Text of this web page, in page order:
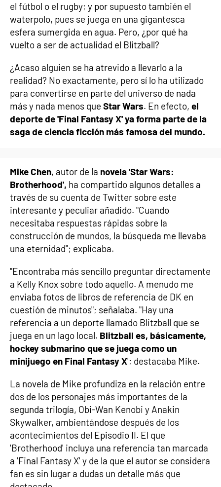
el fútbol o el rugby; y por supuesto también el
waterpolo, pues se juega en una gigantesca
esfera sumergida en agua. Pero, ¿por qué ha
vuelto a ser de actualidad el Blitzball?
¿Acaso alguien se ha atrevido a llevarlo a la
realidad? No exactamente, pero sí lo ha utilizado
para convertirse en parte del universo de nada
más y nada menos que Star Wars. En efecto, el
deporte de 'Final Fantasy X' ya forma parte de la
saga de ciencia ficción más famosa del mundo.
Mike Chen, autor de la novela 'Star Wars:
Brotherhood', ha compartido algunos detalles a
través de su cuenta de Twitter sobre este
interesante y peculiar añadido. "Cuando
necesitaba respuestas rápidas sobre la
construcción de mundos, la búsqueda me llevaba
una eternidad"; explicaba.
"Encontraba más sencillo preguntar directamente
a Kelly Knox sobre todo aquello. A menudo me
enviaba fotos de libros de referencia de DK en
cuestión de minutos"; señalaba. "Hay una
referencia a un deporte llamado Blitzball que se
juega en un lago local. Blitzball es, básicamente,
hockey submarino que se juega como un
minijuego en Final Fantasy X'; destacaba Mike.
La novela de Mike profundiza en la relación entre
dos de los personajes más importantes de la
segunda trilogía, Obi-Wan Kenobi y Anakin
Skywalker, ambientándose después de los
acontecimientos del Episodio II. El que
'Brotherhood' incluya una referencia tan marcada
a 'Final Fantasy X' y de la que el autor se considera
fan es sin lugar a dudas un detalle más que